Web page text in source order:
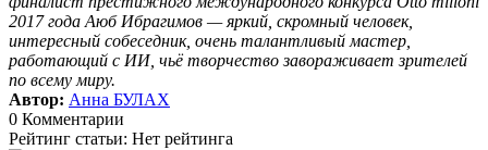
2017 года Аюб Ибрагимов — яркий, скромный человек,
интересный собеседник, очень талантливый мастер,
работающий с ИИ, чьё творчество завораживает зрителей
по всему миру.
Автор: Анна БУЛАХ
0 Комментарии
Рейтинг статьи: Нет рейтинга